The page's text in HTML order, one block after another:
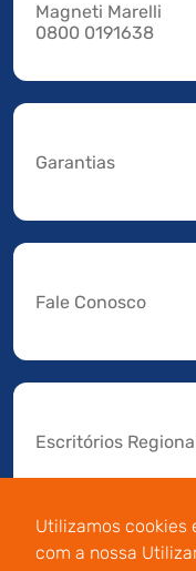
Utilizamos cookies
com a nossa
Magneti Marelli
0800 0191638
Garantias
Fale Conosco
Escritórios